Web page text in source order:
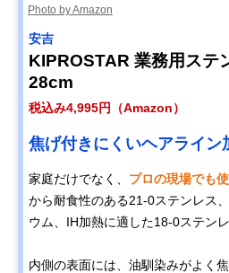
Photo by Amazon
安吉
KIPROSTAR 業務用ステ
28cm
税込み4,995円（Amazon）
焦げ付きにくいヘアライン
家庭だけでなく、 プロの現場でも
から耐食性のある21-0ステンレス
ウム、IH加熱に適した18-0ステン
内側の表面には、油馴染みがよく